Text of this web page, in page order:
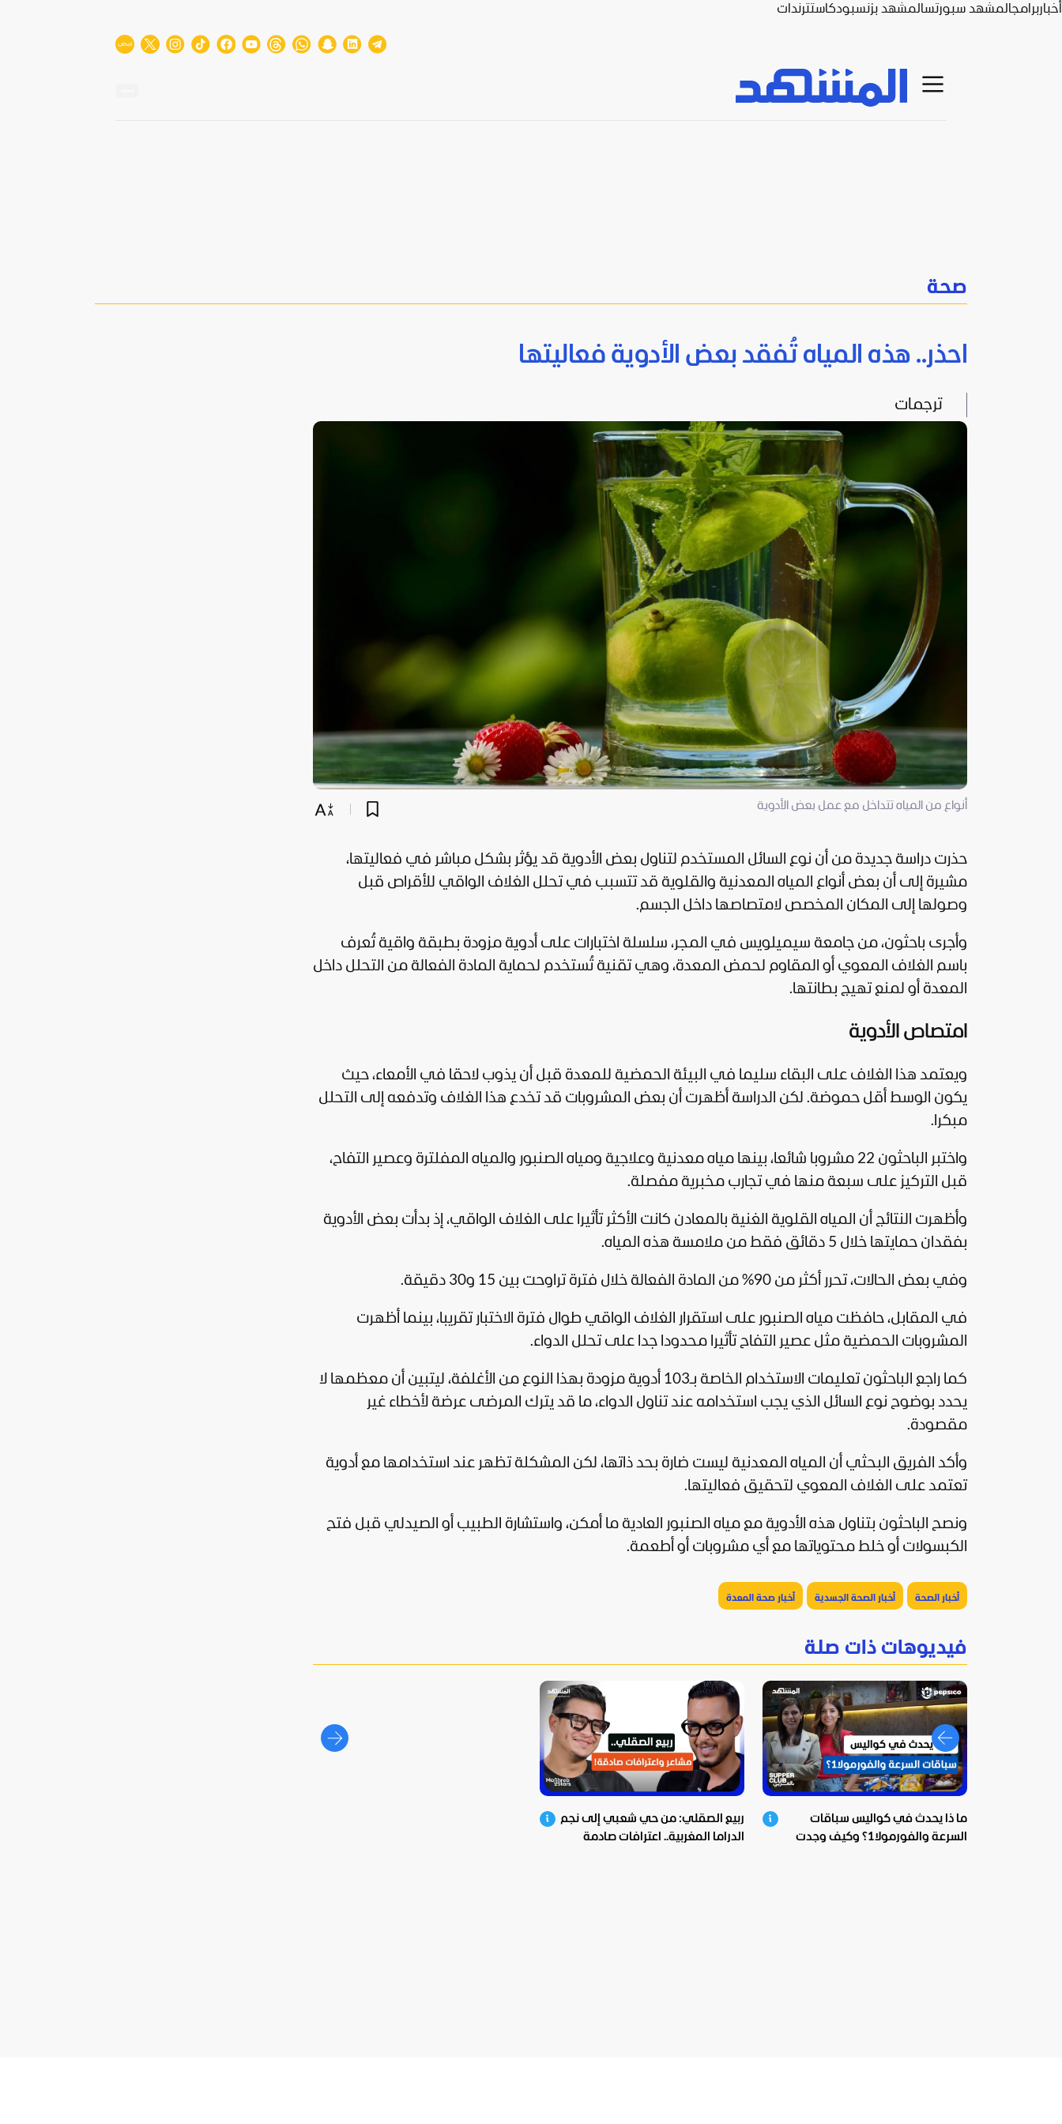
أخباربرامجالمشهد سبورتسالمشهد بزنسبودكاستترندات
صحة
احذر.. هذه المياه تُفقد بعض الأدوية فعاليتها
ترجمات
أنواع من المياه تتداخل مع عمل بعض الأدوية
حذرت دراسة جديدة من أن نوع السائل المستخدم لتناول بعض الأدوية قد يؤثر بشكل مباشر في فعاليتها،
مشيرة إلى أن بعض أنواع المياه المعدنية والقلوية قد تتسبب في تحلل الغلاف الواقي للأقراص قبل
وصولها إلى المكان المخصص لامتصاصها داخل الجسم.
وأجرى باحثون، من جامعة سيميلويس في المجر، سلسلة اختبارات على أدوية مزودة بطبقة واقية تُعرف
باسم الغلاف المعوي أو المقاوم لحمض المعدة، وهي تقنية تُستخدم لحماية المادة الفعالة من التحلل داخل
المعدة أو لمنع تهيج بطانتها.
امتصاص الأدوية
ويعتمد هذا الغلاف على البقاء سليما في البيئة الحمضية للمعدة قبل أن يذوب لاحقا في الأمعاء، حيث
يكون الوسط أقل حموضة. لكن الدراسة أظهرت أن بعض المشروبات قد تخدع هذا الغلاف وتدفعه إلى التحلل
مبكرا.
واختبر الباحثون 22 مشروبا شائعا، بينها مياه معدنية وعلاجية ومياه الصنبور والمياه المفلترة وعصير التفاح،
قبل التركيز على سبعة منها في تجارب مخبرية مفصلة.
وأظهرت النتائج أن المياه القلوية الغنية بالمعادن كانت الأكثر تأثيرا على الغلاف الواقي، إذ بدأت بعض الأدوية
بفقدان حمايتها خلال 5 دقائق فقط من ملامسة هذه المياه.
وفي بعض الحالات، تحرر أكثر من 90% من المادة الفعالة خلال فترة تراوحت بين 15 و30 دقيقة.
في المقابل، حافظت مياه الصنبور على استقرار الغلاف الواقي طوال فترة الاختبار تقريبا، بينما أظهرت
المشروبات الحمضية مثل عصير التفاح تأثيرا محدودا جدا على تحلل الدواء.
كما راجع الباحثون تعليمات الاستخدام الخاصة بـ103 أدوية مزودة بهذا النوع من الأغلفة، ليتبين أن معظمها لا
يحدد بوضوح نوع السائل الذي يجب استخدامه عند تناول الدواء، ما قد يترك المرضى عرضة لأخطاء غير
مقصودة.
وأكد الفريق البحثي أن المياه المعدنية ليست ضارة بحد ذاتها، لكن المشكلة تظهر عند استخدامها مع أدوية
تعتمد على الغلاف المعوي لتحقيق فعاليتها.
ونصح الباحثون بتناول هذه الأدوية مع مياه الصنبور العادية ما أمكن، واستشارة الطبيب أو الصيدلي قبل فتح
الكبسولات أو خلط محتوياتها مع أي مشروبات أو أطعمة.
أخبار الصحة أخبار الصحة الجسدية أخبار صحة المعدة
فيديوهات ذات صلة
ما ذا يحدث في كواليس سباقات
السرعة والفورمولا1؟ وكيف وجدت
ربيع الصقلي: من حي شعبي إلى نجم
الدراما المغربية.. اعترافات صادمة